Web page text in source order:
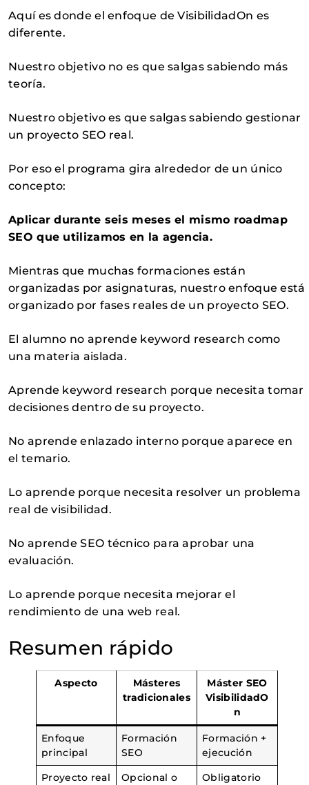
Aquí es donde el enfoque de VisibilidadOn es
diferente.
Nuestro objetivo no es que salgas sabiendo más
teoría.
Nuestro objetivo es que salgas sabiendo gestionar
un proyecto SEO real.
Por eso el programa gira alrededor de un único
concepto:
Aplicar durante seis meses el mismo roadmap
SEO que utilizamos en la agencia.
Mientras que muchas formaciones están
organizadas por asignaturas, nuestro enfoque está
organizado por fases reales de un proyecto SEO.
El alumno no aprende keyword research como
una materia aislada.
Aprende keyword research porque necesita tomar
decisiones dentro de su proyecto.
No aprende enlazado interno porque aparece en
el temario.
Lo aprende porque necesita resolver un problema
real de visibilidad.
No aprende SEO técnico para aprobar una
evaluación.
Lo aprende porque necesita mejorar el
rendimiento de una web real.
Resumen rápido
Aspecto
Másteres
tradicionales
Máster SEO
VisibilidadO
n
Enfoque
principal
Formación
SEO
Formación +
ejecución
Proyecto real
Opcional o
Obligatorio